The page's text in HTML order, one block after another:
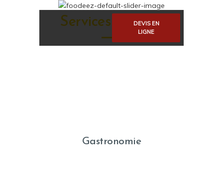
DEVIS EN
LIGNE
Services Traiteur
Gastronomie